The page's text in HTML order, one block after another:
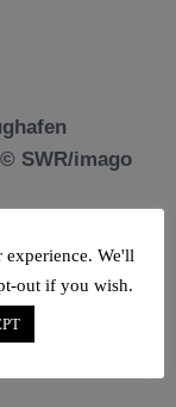
experience. We'll
out if you wish.